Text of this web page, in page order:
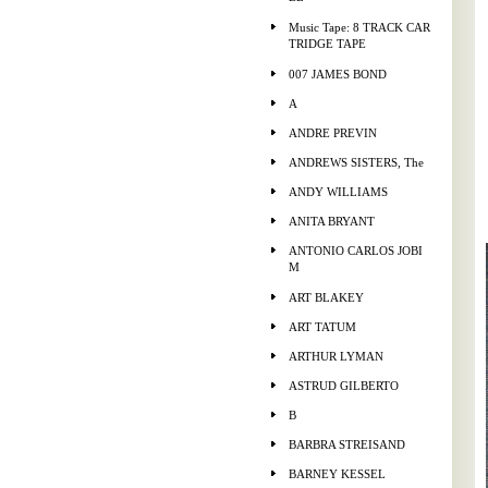
Music Tape: 8 TRACK CAR
TRIDGE TAPE
007 JAMES BOND
A
ANDRE PREVIN
ANDREWS SISTERS, The
ANDY WILLIAMS
ANITA BRYANT
ANTONIO CARLOS JOBI
M
ART BLAKEY
ART TATUM
ARTHUR LYMAN
ASTRUD GILBERTO
B
BARBRA STREISAND
BARNEY KESSEL